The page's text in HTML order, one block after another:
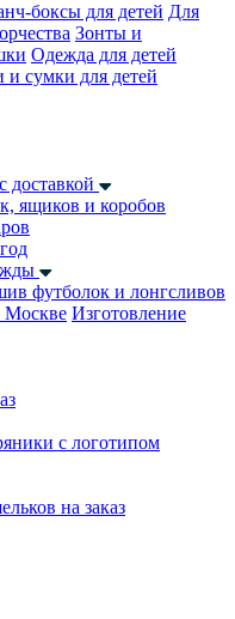
боксы для детей Для
Зонты и
Одежда для детей
и сумки для детей
доставкой
ящиков и коробов
футболок и лонгсливов
Москве Изготовление
с логотипом
на заказ